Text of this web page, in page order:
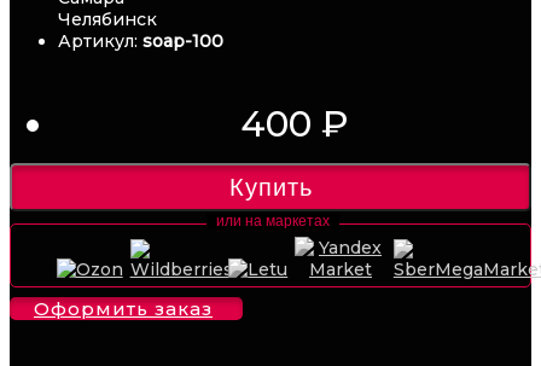
Челябинск
Артикул: soap-100
400 ₽
Купить
Оформить заказ